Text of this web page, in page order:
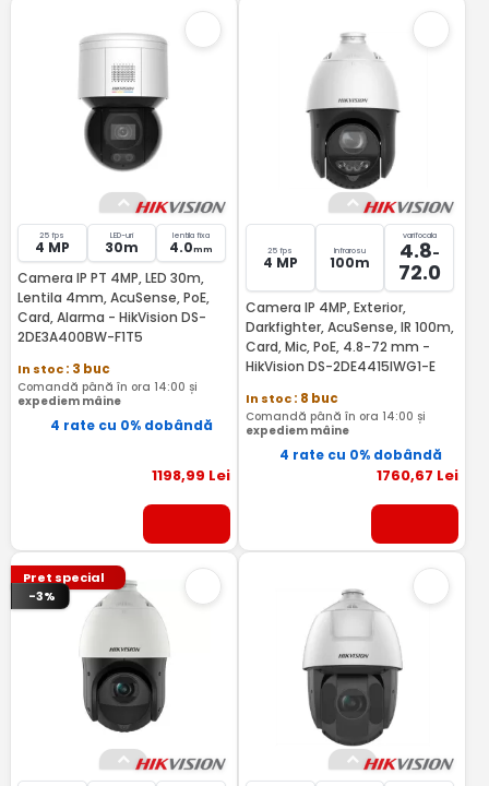
25 fps
4 MP
LED-uri
30m
lentila fixa
4.0mm
Camera IP PT 4MP, LED 30m,
Lentila 4mm, AcuSense, PoE,
Card, Alarma - HikVision DS-
2DE3A400BW-F1T5
In stoc: 3 buc
Comandă până în ora 14:00 și
expediem mâine
4 rate cu 0% dobândă
1198,99 Lei
25 fps
4 MP
Infrarosu
100m
varifocala
4.8-
72.0
Camera IP 4MP, Exterior,
Darkfighter, AcuSense, IR 100m,
Card, Mic, PoE, 4.8-72 mm -
HikVision DS-2DE4415IWG1-E
In stoc: 8 buc
Comandă până în ora 14:00 și
expediem mâine
4 rate cu 0% dobândă
1760,67 Lei
Pret special
-3%